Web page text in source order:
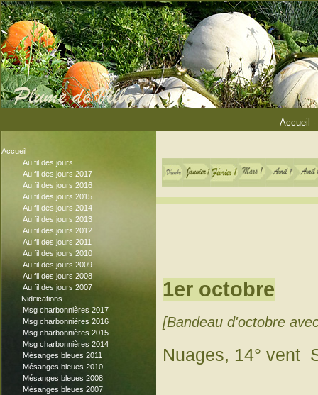
Accueil -
Accueil
Au fil des jours
Au fil des jours 2017
Au fil des jours 2016
Au fil des jours 2015
Au fil des jours 2014
Au fil des jours 2013
Au fil des jours 2012
Au fil des jours 2011
Au fil des jours 2010
Au fil des jours 2009
Au fil des jours 2008
Au fil des jours 2007
Nidifications
Msg charbonnières 2017
Msg charbonnières 2016
Msg charbonnières 2015
Msg charbonnières 2014
Mésanges bleues 2011
Mésanges bleues 2010
Mésanges bleues 2008
Mésanges bleues 2007
1er octobre
[Bandeau d'octobre
Nuages, 14° vent